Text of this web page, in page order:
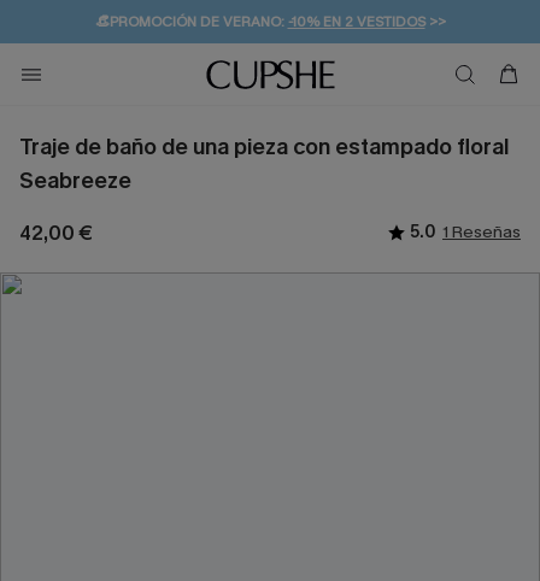
👒PROMOCIÓN DE VERANO:-10% EN 2 VESTIDOS>>
💌¡SUSCRIBIRSE & GANAR -10% EXTRA!
🚚ENVÍO GRATUITO A PARTIR DE 49 € >>
Traje de baño de una pieza con estampado floral
Seabreeze
42,00 € 5.0 1 Reseñas